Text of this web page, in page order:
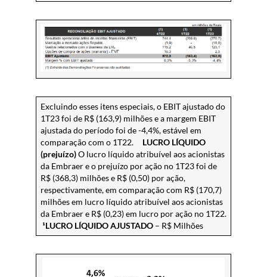
Excluindo esses itens especiais, o EBIT ajustado do
1T23 foi de R$ (163,9) milhões e a margem EBIT
ajustada do período foi de -4,4%, estável em
comparação com o 1T22.
LUCRO LÍQUIDO
(prejuízo)O lucro líquido atribuível aos acionistas
da Embraer e o prejuízo por ação no 1T23 foi de
R$ (368,3) milhões e R$ (0,50) por ação,
respectivamente, em comparação com R$ (170,7)
milhões em lucro líquido atribuível aos acionistas
da Embraer e R$ (0,23) em lucro por ação no 1T22.
¹LUCRO LÍQUIDO AJUSTADO – R$ Milhões